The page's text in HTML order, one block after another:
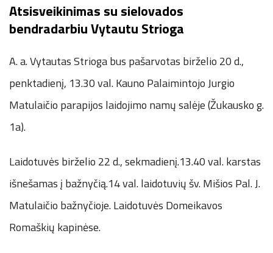
Atsisveikinimas su sielovados
bendradarbiu Vytautu Strioga
A. a. Vytautas Strioga bus pašarvotas birželio 20 d.,
penktadienį, 13.30 val. Kauno Palaimintojo Jurgio
Matulaičio parapijos laidojimo namų salėje (Žukausko g.
1a).
Laidotuvės birželio 22 d., sekmadienį.13.40 val. karstas
išnešamas į bažnyčią.14 val. laidotuvių šv. Mišios Pal. J.
Matulaičio bažnyčioje. Laidotuvės Domeikavos
Romaškių kapinėse.